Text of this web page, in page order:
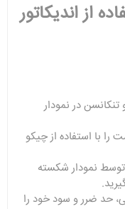
از اندیکاتور
در نمودار
را با استفاده از چیکو
توسط نمودار شکسته
حد ضرر و سود خود را